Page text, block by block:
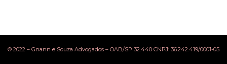
© 2022 – Gnann e Souza Advogados – OAB/SP 32.440 CNPJ: 36.242.419/0001-05